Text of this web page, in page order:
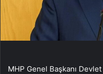
MHP Genel Başkanı